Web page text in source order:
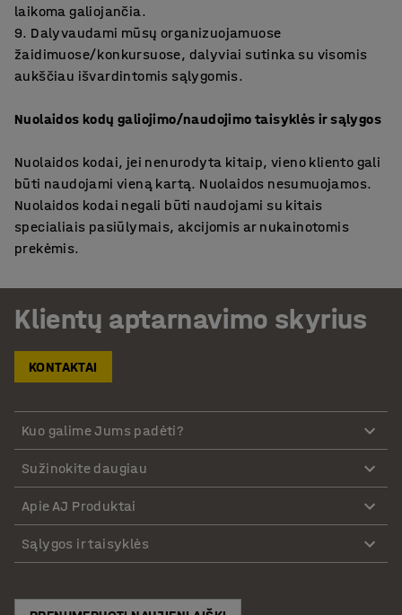
laikoma galiojančia.
9. Dalyvaudami mūsų organizuojamuose
žaidimuose/konkursuose, dalyviai sutinka su visomis
aukščiau išvardintomis sąlygomis.
Nuolaidos kodų galiojimo/naudojimo taisyklės ir sąlygos
Nuolaidos kodai, jei nenurodyta kitaip, vieno kliento gali
būti naudojami vieną kartą. Nuolaidos nesumuojamos.
Nuolaidos kodai negali būti naudojami su kitais
specialiais pasiūlymais, akcijomis ar nukainotomis
prekėmis.
Klientų aptarnavimo skyrius
KONTAKTAI
Kuo galime Jums padėti?
Sužinokite daugiau
Apie AJ Produktai
Sąlygos ir taisyklės